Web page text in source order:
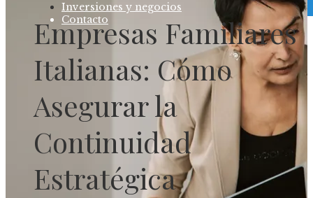
Contacto
Inversiones y negocios
Empresas Familiares
Italianas: Cómo
Asegurar la
Continuidad
Estratégica